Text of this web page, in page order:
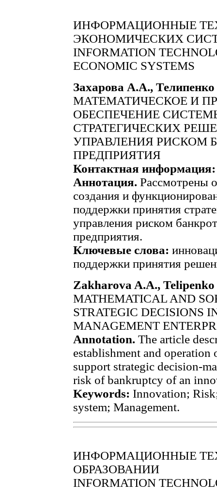
ИНФОРМАЦИОННЫЕ
ЭКОНОМИЧЕСКИХ
INFORMATION
ECONOMIC SYSTEMS
Захарова А.А.,
МАТЕМАТИЧЕСКОЕ И
ОБЕСПЕЧЕНИЕ
СТРАТЕГИЧЕСКИХ
УПРАВЛЕНИЯ РИСКОМ
ПРЕДПРИЯТИЯ
Контактная информация:
Аннотация. Рассмотрены
создания и
поддержки принятия
управления риском
предприятия.
Ключевые слова:
поддержки принятия
Zakharova A.A., Telipenko
MATHEMATICAL AND
STRATEGIC DECISIONS
MANAGEMENT
Annotation. The article
establishment and
support strategic decision-
risk of bankruptcy of an
Keywords: Innovation;
system; Management.
ИНФОРМАЦИОННЫЕ
ОБРАЗОВАНИИ
INFORMATION